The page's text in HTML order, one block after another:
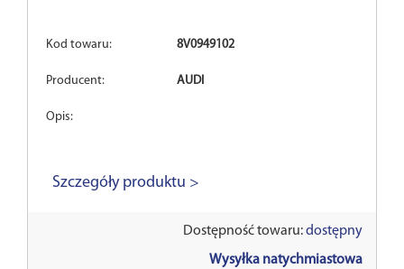
Kod towaru: 8V0949102
Producent: AUDI
Opis:
Szczegóły produktu >
Dostępność towaru:dostępny
Wysyłka natychmiastowa